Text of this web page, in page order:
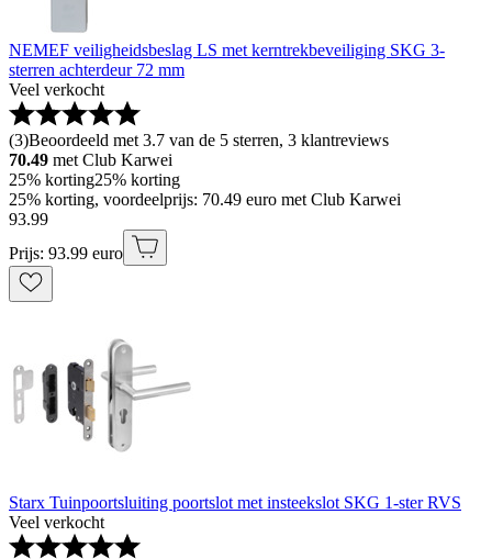
NEMEF veiligheidsbeslag LS met kerntrekbeveiliging SKG 3-
sterren achterdeur 72 mm
Veel verkocht
(3)Beoordeeld met 3.7 van de 5 sterren, 3 klantreviews
70.49 met Club Karwei
25% korting25% korting
25% korting, voordeelprijs: 70.49 euro met Club Karwei
93.99
Prijs: 93.99 euro
Starx Tuinpoortsluiting poortslot met insteekslot SKG 1-ster RVS
Veel verkocht